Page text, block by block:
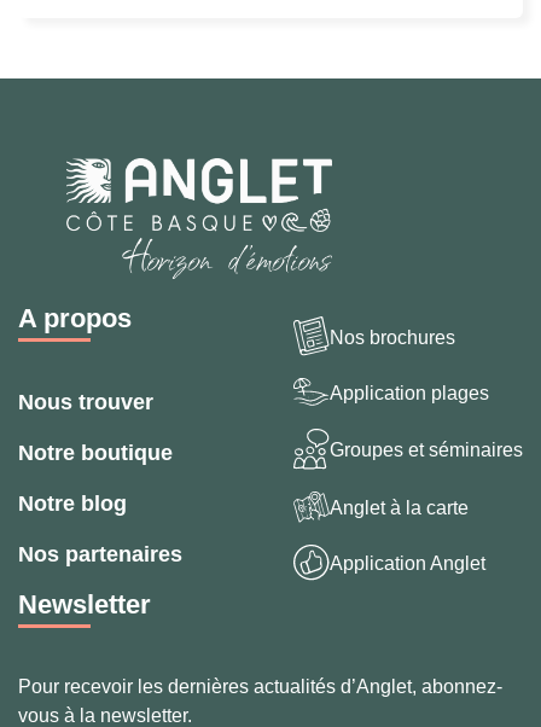
A propos
Nous trouver
Notre boutique
Notre blog
Nos partenaires
Nos brochures
Application plages
Groupes et séminaires
Anglet à la carte
Application Anglet
Newsletter
Pour recevoir les dernières actualités d’Anglet, abonnez-
vous à la newsletter.